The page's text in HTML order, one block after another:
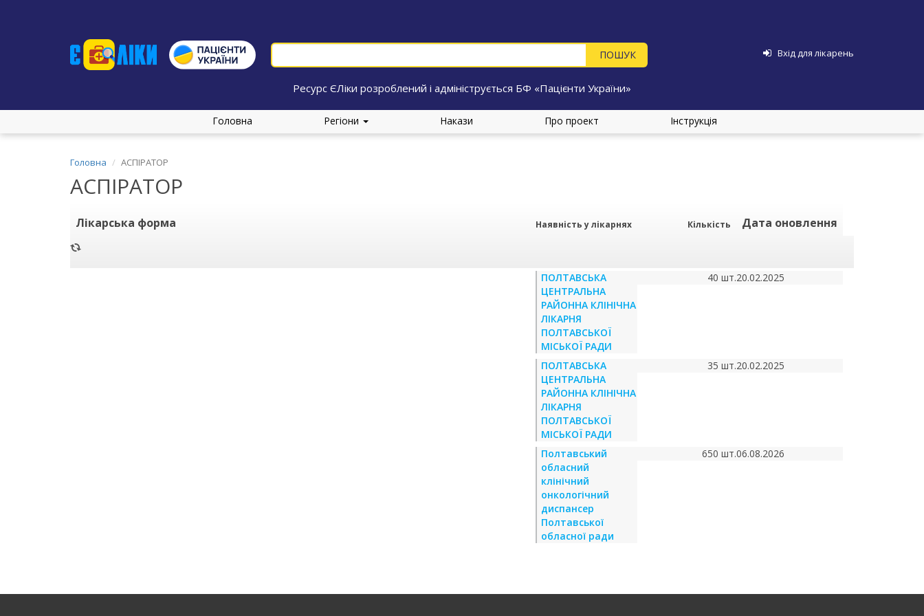
Вхід для лікарень
Ресурс ЄЛіки розроблений і адмініструється БФ «Пацієнти України»
Головна Регіони Накази Про проект Інструкція
Головна АСПІРАТОР
АСПІРАТОР
Лікарська форма Наявність у лікарнях Кількість Дата оновлення
ПОЛТАВСЬКА
ЦЕНТРАЛЬНА
РАЙОННА КЛІНІЧНА
ЛІКАРНЯ
ПОЛТАВСЬКОЇ
МІСЬКОЇ РАДИ
40 шт.20.02.2025
ПОЛТАВСЬКА
ЦЕНТРАЛЬНА
РАЙОННА КЛІНІЧНА
ЛІКАРНЯ
ПОЛТАВСЬКОЇ
МІСЬКОЇ РАДИ
35 шт.20.02.2025
Полтавський
обласний
клінічний
онкологічний
диспансер
Полтавської
обласної ради
650 шт.06.08.2026